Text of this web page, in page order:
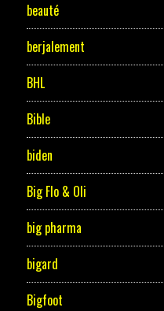
beauté
berjalement
BHL
Bible
biden
Big Flo & Oli
big pharma
bigard
Bigfoot